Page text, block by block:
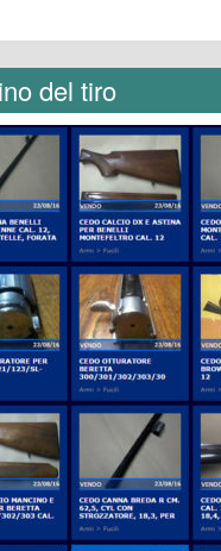
del tiro